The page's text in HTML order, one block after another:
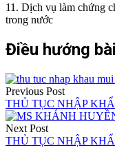
11. Dịch vụ làm chứng
trong nước
Điều hướng
Previous Post
THỦ TỤC NHẬP
Next Post
THỦ TỤC NHẬP